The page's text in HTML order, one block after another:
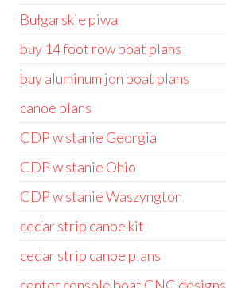
Bułgarskie piwa
buy 14 foot row boat plans
buy aluminum jon boat plans
canoe plans
CDP w stanie Georgia
CDP w stanie Ohio
CDP w stanie Waszyngton
cedar strip canoe kit
cedar strip canoe plans